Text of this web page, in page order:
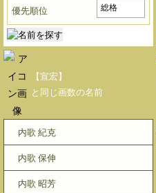
優先順位
【宣宏】
と同じ画数の名前
内歌 紀克
内歌 保伸
内歌 昭芳